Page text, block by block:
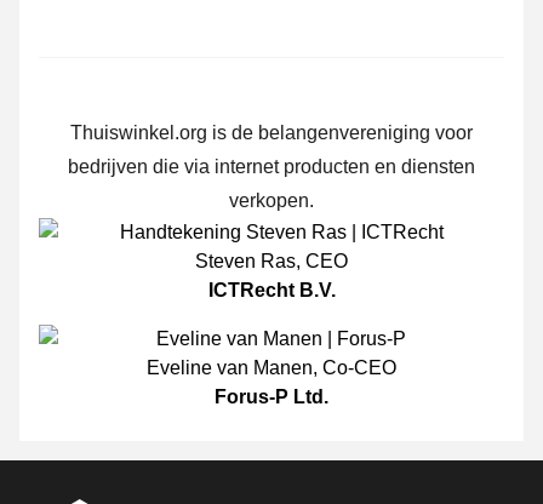
Thuiswinkel.org is de belangenvereniging voor
bedrijven die via internet producten en diensten
verkopen.
Steven Ras, CEO
ICTRecht B.V.
Eveline van Manen, Co-CEO
Forus-P Ltd.